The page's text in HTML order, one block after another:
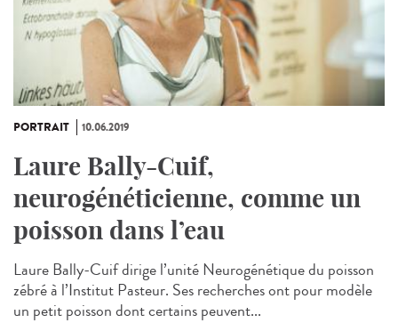
PORTRAIT 10.06.2019
Laure Bally-Cuif,
neurogénéticienne, comme un
poisson dans l’eau
Laure Bally-Cuif dirige l’unité Neurogénétique du poisson
zébré à l’Institut Pasteur. Ses recherches ont pour modèle
un petit poisson dont certains peuvent...